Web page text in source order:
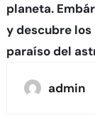
planeta.
y descubre
paraíso del
admin